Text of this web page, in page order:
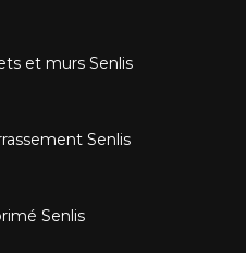
et murs Senlis
Senlis
Senlis